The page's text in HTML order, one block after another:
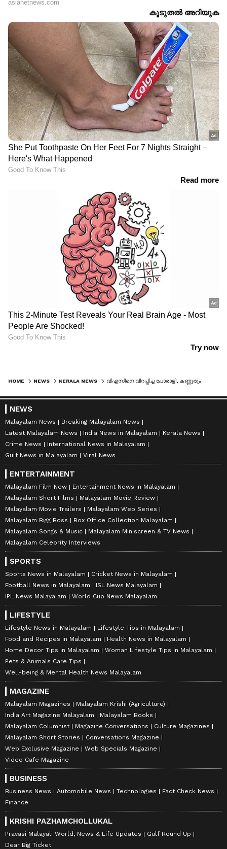
HOME NEWS KERALA NEWS
NEWS
Malayalam News
Breaking Malayalam News
Latest Malayalam News
India News in Malayalam
Kerala News
Crime News
International News in Malayalam
Gulf News in Malayalam
Viral News
ENTERTAINMENT
Malayalam Film New
Entertainment News in Malayalam
Malayalam Short Films
Malayalam Movie Review
Malayalam Movie Trailers
Malayalam Web Series
Malayalam Bigg Boss
Box Office Collection Malayalam
Malayalam Songs & Music
Malayalam Miniscreen & TV News
Malayalam Celebrity Interviews
SPORTS
Sports News in Malayalam
Cricket News in Malayalam
Football News in Malayalam
ISL News Malayalam
IPL News Malayalam
World Cup News Malayalam
LIFESTYLE
Lifestyle News in Malayalam
Lifestyle Tips in Malayalam
Food and Recipes in Malayalam
Health News in Malayalam
Home Decor Tips in Malayalam
Woman Lifestyle Tips in Malayalam
Pets & Animals Care Tips
Well-being & Mental Health News Malayalam
MAGAZINE
Malayalam Magazines
Malayalam Krishi (Agriculture)
India Art Magazine Malayalam
Malayalam Books
Malayalam Columnist
Magazine Conversations
Culture Magazines
Malayalam Short Stories
Conversations Magazine
Web Exclusive Magazine
Web Specials Magazine
Video Cafe Magazine
BUSINESS
Business News Automobile News Technologies
Fact Check News
Finance
KRISHI PAZHAMCHOLLUKAL
Pravasi Malayali World, News & Life Updates
Gulf Round Up
Dear Big Ticket